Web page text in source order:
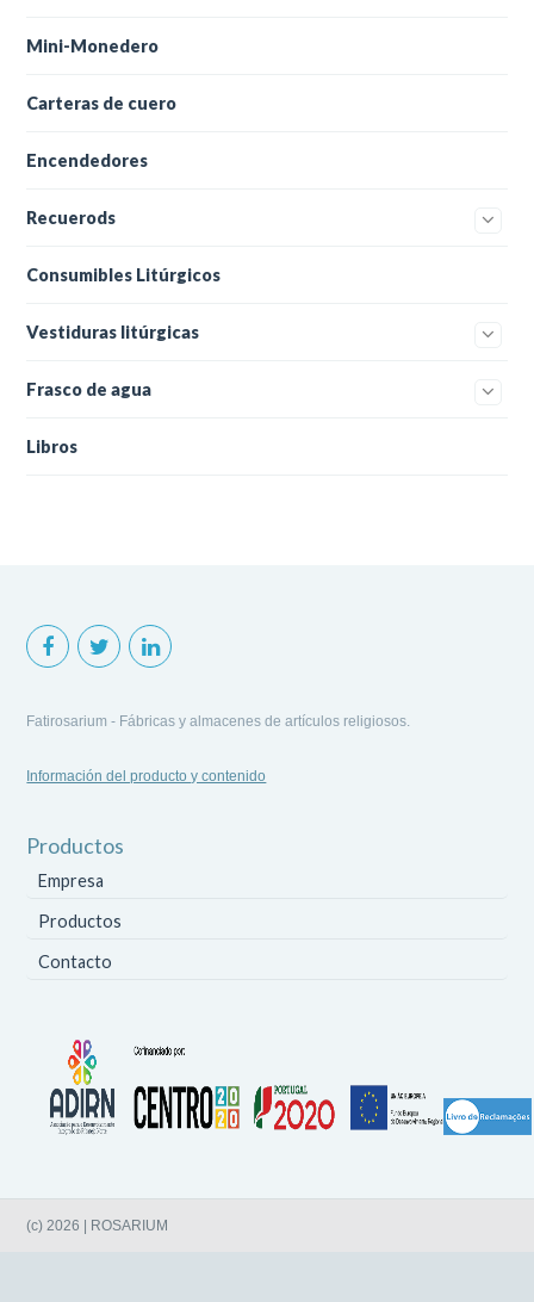
Mini-Monedero
Carteras de cuero
Encendedores
Recuerods
Consumibles Litúrgicos
Vestiduras litúrgicas
Frasco de agua
Libros
Fatirosarium - Fábricas y almacenes de artículos religiosos.
Información del producto y contenido
Productos
Empresa
Productos
Contacto
(c) 2026 | ROSARIUM